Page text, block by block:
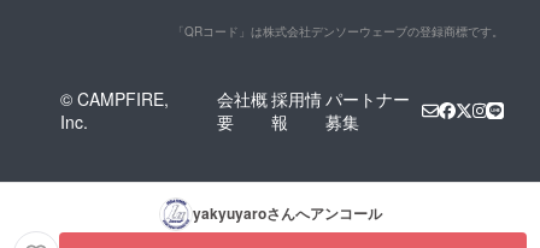
ご理解
い申し
上げま
のリ
「QRコード」は株式会社デンソーウェーブの登録商標です。
© CAMPFIRE,
Inc.
会社概
要
採用情
報
パートナー
募集
yakyuyaroさんへアンコール